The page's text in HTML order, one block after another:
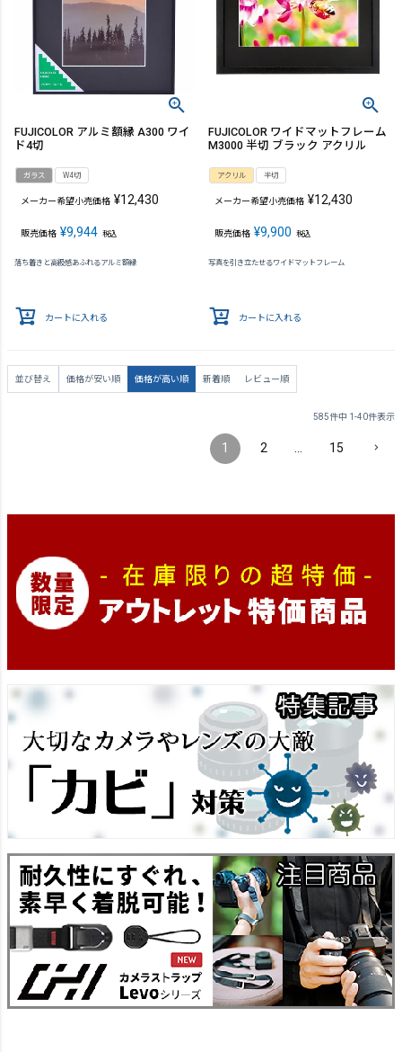
FUJICOLOR アルミ額縁 A300 ワイ
ド4切
ガラス W4切
メーカー希望小売価格 ¥12,430
販売価格 ¥9,944 税込
落ち着きと高級感あふれるアルミ額縁
カートに入れる
FUJICOLOR ワイドマットフレーム
M3000 半切 ブラック アクリル
アクリル 半切
メーカー希望小売価格 ¥12,430
販売価格 ¥9,900 税込
写真を引き立たせるワイドマットフレーム
カートに入れる
並び替え 価格が安い順 価格が高い順 新着順 レビュー順
585件中 1 -40件表示
1 2 … 15